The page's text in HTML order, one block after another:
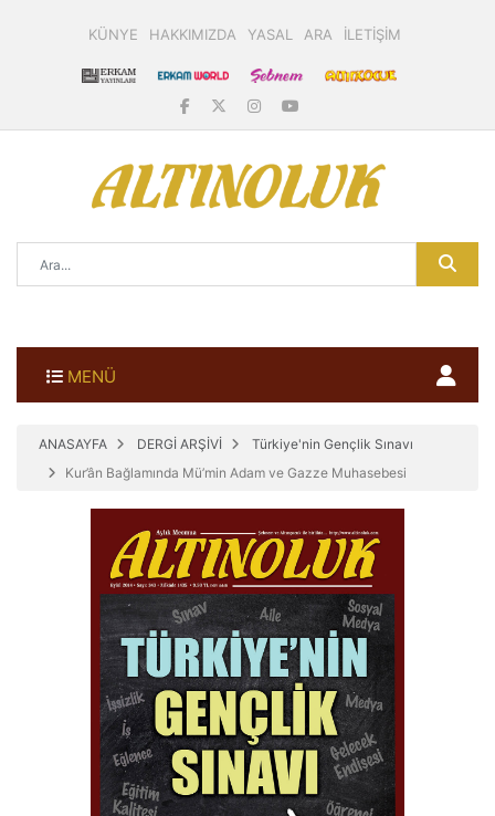
KÜNYE HAKKIMIZDA YASAL ARA İLETİŞİM
MENÜ
ANASAYFA DERGİ ARŞİVİ
Türkiye'nin Gençlik Sınavı
Kur’ân Bağlamında Mü’min Adam ve Gazze Muhasebesi